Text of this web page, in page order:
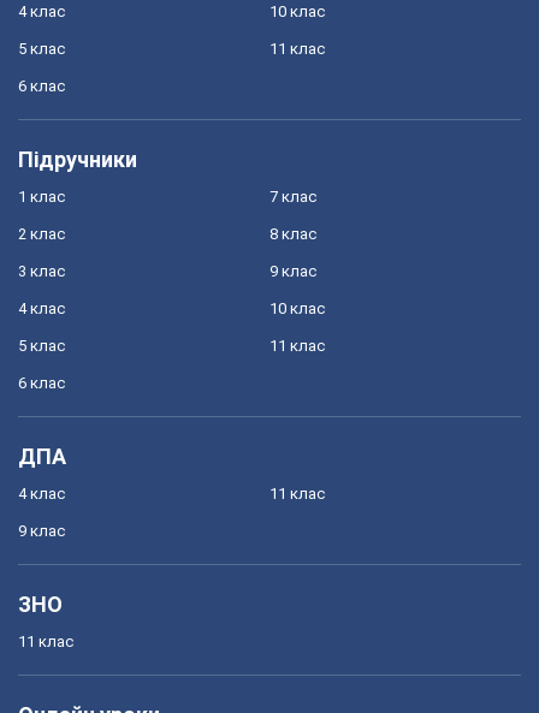
4 клас
5 клас
6 клас
10 клас
11 клас
Підручники
1 клас
2 клас
3 клас
4 клас
5 клас
6 клас
7 клас
8 клас
9 клас
10 клас
11 клас
ДПА
4 клас
9 клас
11 клас
ЗНО
11 клас